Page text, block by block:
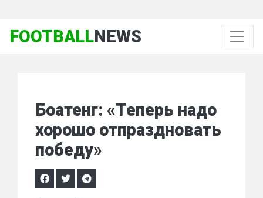
FOOTBALLNEWS
Боатенг: «Теперь надо
хорошо отпраздновать
победу»